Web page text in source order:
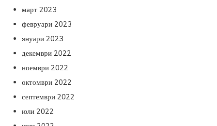
март 2023
февруари 2023
януари 2023
декември 2022
ноември 2022
октомври 2022
септември 2022
юли 2022